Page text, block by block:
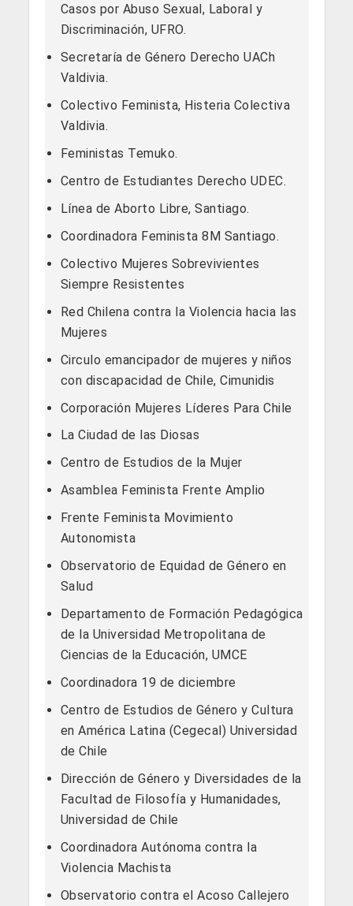
Casos por Abuso Sexual, Laboral y
Discriminación, UFRO.
Secretaría de Género Derecho UACh
Valdivia.
Colectivo Feminista, Histeria Colectiva
Valdivia.
Feministas Temuko.
Centro de Estudiantes Derecho UDEC.
Línea de Aborto Libre, Santiago.
Coordinadora Feminista 8M Santiago.
Colectivo Mujeres Sobrevivientes
Siempre Resistentes
Red Chilena contra la Violencia hacia las
Mujeres
Circulo emancipador de mujeres y niños
con discapacidad de Chile, Cimunidis
Corporación Mujeres Líderes Para Chile
La Ciudad de las Diosas
Centro de Estudios de la Mujer
Asamblea Feminista Frente Amplio
Frente Feminista Movimiento
Autonomista
Observatorio de Equidad de Género en
Salud
Departamento de Formación Pedagógica
de la Universidad Metropolitana de
Ciencias de la Educación, UMCE
Coordinadora 19 de diciembre
Centro de Estudios de Género y Cultura
en América Latina (Cegecal) Universidad
de Chile
Dirección de Género y Diversidades de la
Facultad de Filosofía y Humanidades,
Universidad de Chile
Coordinadora Autónoma contra la
Violencia Machista
Observatorio contra el Acoso Callejero